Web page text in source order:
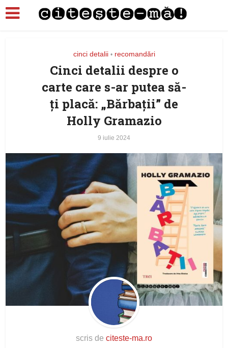
cinci detalii • recomandări
Cinci detalii despre o
carte care s-ar putea să-
ţi placă: „Bărbații” de
Holly Gramazio
9 iulie 2024
scris de citeste-ma.ro